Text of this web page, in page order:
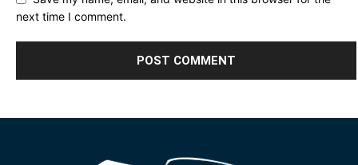
next time I comment.